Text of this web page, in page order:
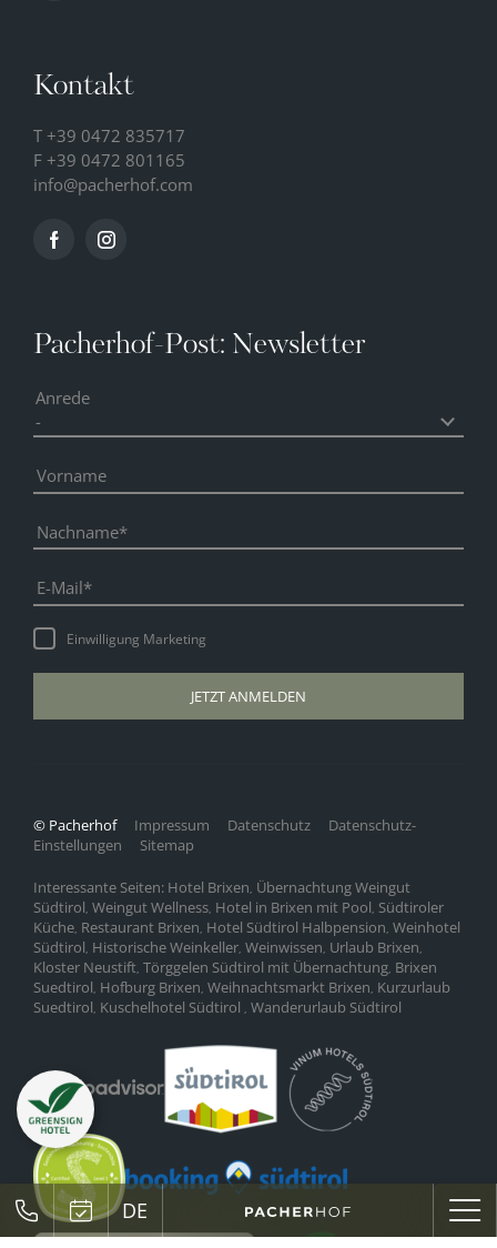
DE
Kontakt
T +39 0472 835717
F +39 0472 801165
info@pacherhof.com
Pacherhof-Post: Newsletter
Anrede
Vorname
Nachname
E-Mail
Einwilligung Marketing
JETZT ANMELDEN
Interessante Seiten: Hotel Brixen Übernachtung Weingut
Südtirol Weingut Wellness Hotel in Brixen mit Pool Südtiroler
Küche Restaurant Brixen Hotel Südtirol Halbpension Weinhotel
Südtirol Historische Weinkeller Weinwissen Urlaub Brixen
Kloster Neustift Törggelen Südtirol mit Übernachtung Brixen
Suedtirol Hofburg Brixen Weihnachtsmarkt Brixen Kurzurlaub
Suedtirol Kuschelhotel Südtirol Wanderurlaub Südtirol
© Pacherhof Impressum Datenschutz
Datenschutz-
Einstellungen
Sitemap